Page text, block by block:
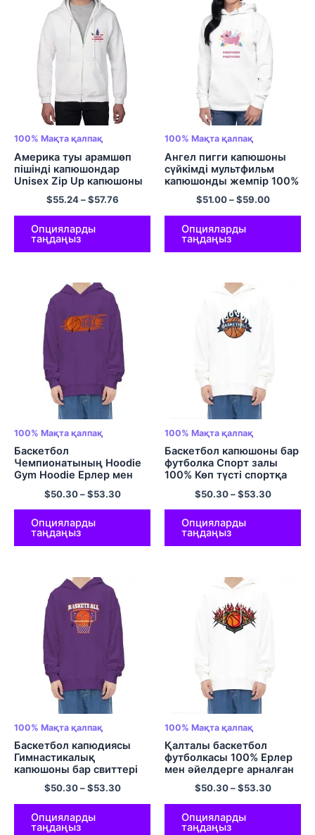
100% Мақта қалпақ
Америка туы арамшөп
пішінді капюшондар
Unisex Zip Up капюшоны
бар жемпір 100% Cotton
Cozy Comfort Hoodies
Cool Hoodie Multicolor
$55.24–$57.76
Опцияларды
таңдаңыз
100% Мақта қалпақ
Ангел пигги капюшоны
сүйкімді мультфильм
капюшонды жемпір 100%
Көп түсті мақта
$51.00–$59.00
Опцияларды
таңдаңыз
100% Мақта қалпақ
Баскетбол
Чемпионатының Hoodie
Gym Hoodie Ерлер мен
әйелдер спорттық
Hoodie 100% Көп түсті
мақта-мата капюди
$50.30–$53.30
Опцияларды
таңдаңыз
100% Мақта қалпақ
Баскетбол капюшоны бар
футболка Спорт залы
100% Көп түсті спортқа
арналған мақта-матадан
жасалған ыңғайлы
калпус
$50.30–$53.30
Опцияларды
таңдаңыз
100% Мақта қалпақ
Баскетбол капюдиясы
Гимнастикалық
капюшоны бар свиттері
Үлкен өлшемді пуловер
капюшоны 100% Көп түсті
ерлер мен әйелдерге
арналған мақта-матадан
жасалған ыңғайлы
$50.30–$53.30
Опцияларды
таңдаңыз
100% Мақта қалпақ
Қалталы баскетбол
футболкасы 100% Ерлер
мен әйелдерге арналған
көп түсті мақта комфорт
баскетбол қалпағы
$50.30–$53.30
Опцияларды
таңдаңыз